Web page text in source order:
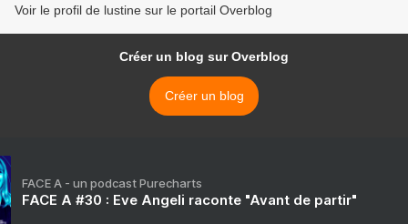
Voir le profil de lustine sur le portail Overblog
Créer un blog sur Overblog
Créer un blog
FACE A - un podcast Purecharts
FACE A #30 : Eve Angeli raconte "Avant de partir"